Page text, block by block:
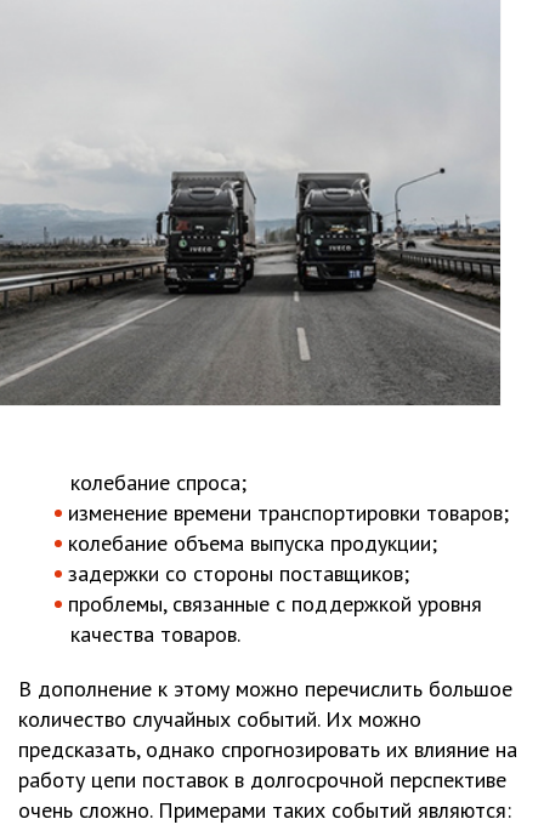
колебание спроса;
изменение времени транспортировки товаров;
колебание объема выпуска продукции;
задержки со стороны поставщиков;
проблемы, связанные с поддержкой уровня
качества товаров.
В дополнение к этому можно перечислить большое
количество случайных событий. Их можно
предсказать, однако спрогнозировать их влияние на
работу цепи поставок в долгосрочной перспективе
очень сложно. Примерами таких событий являются: